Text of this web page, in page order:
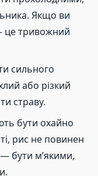
Якщо ви
це тривожний
сильного
або різкий
страву.
бути охайно
рис не повинен
бути м’якими,